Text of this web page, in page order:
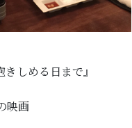
きしめる日まで』
映画